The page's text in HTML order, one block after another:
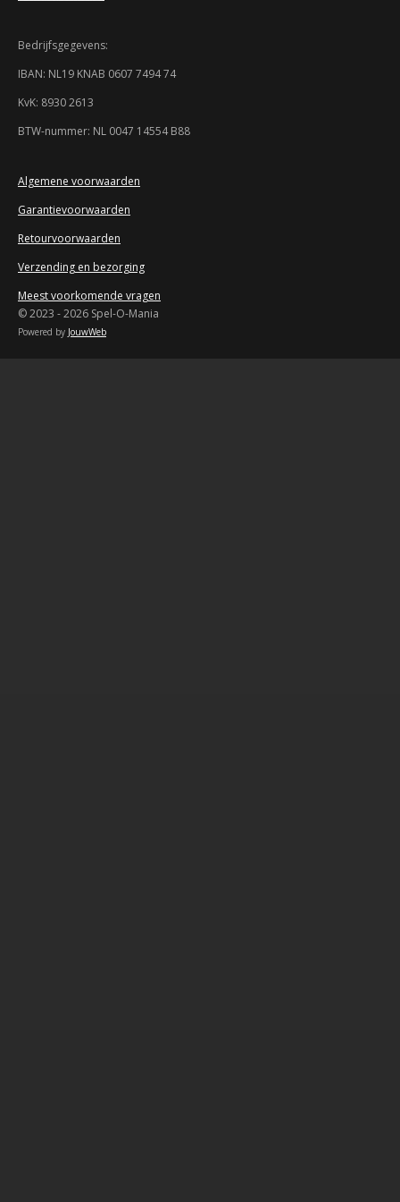
9
5
s
e
r
n
Bedrijfsgegevens:
IBAN: NL19 KNAB 0607 7494 74
KvK: 8930 2613
BTW-nummer: NL 0047 14554 B88
Algemene voorwaarden
Garantievoorwaarden
Retourvoorwaarden
Verzending en bezorging
Meest voorkomende vragen
© 2023 - 2026 Spel-O-Mania
Powered by JouwWeb